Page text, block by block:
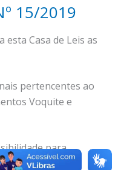
15/2019
esta Casa de Leis as
pertencentes ao
Voquite e
para
a fim de